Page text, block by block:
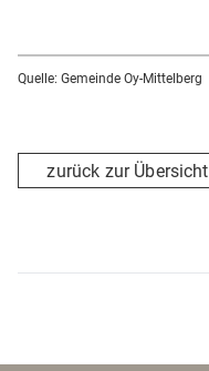
Quelle: Gemeinde Oy-Mittelberg
zurück zur Übersicht